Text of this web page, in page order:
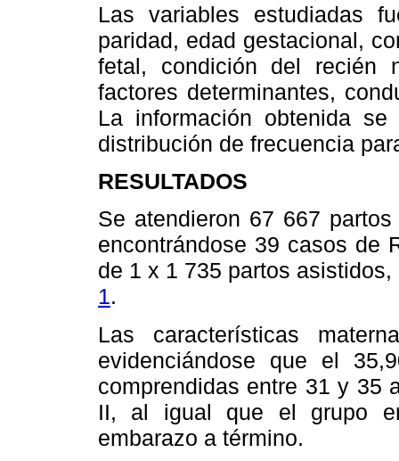
Las variables estudiadas
paridad, edad gestacional,
fetal, condición del recién
factores determinantes,
La información obtenida
distribución de frecuencia
RESULTADOS
Se atendieron 67 667
encontrándose 39 casos de
de 1 x 1 735 partos
1.
Las características
evidenciándose que el
comprendidas entre 31 y 35
II, al igual que el grupo
embarazo a término.